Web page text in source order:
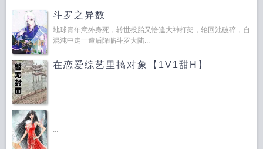
斗罗之异数
地球青年意外身死，转世投胎又恰逢大神打架，轮回池破碎，自
混沌中走一遭后降临斗罗大陆...
在恋爱综艺里搞对象【1V1甜H】
...
...